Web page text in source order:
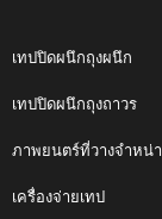
เทปปิดผนึกถุงผนึก
เทปปิดผนึกถุงถาวร
ภาพยนตร์ที่วางจำหน่
เครื่องจ่ายเทป